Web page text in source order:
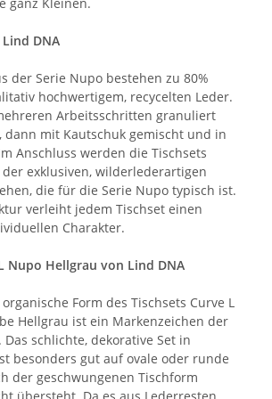
DNA
der Serie Nupo bestehen zu 80%
hochwertigem, recycelten Leder.
Arbeitsschritten granuliert
dann mit Kautschuk gemischt und in
Anschluss werden die Tischsets
exklusiven, wilderlederartigen
die für die Serie Nupo typisch ist.
verleiht jedem Tischset einen
Charakter.
Nupo Hellgrau von Lind DNA
Form des Tischsets Curve L
Hellgrau ist ein Markenzeichen der
Das schlichte, dekorative Set in
besonders gut auf ovale oder runde
der geschwungenen Tischform